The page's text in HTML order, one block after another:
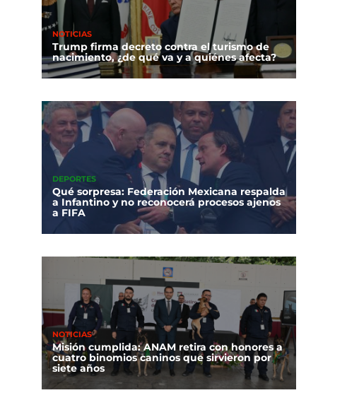
NOTICIAS
Trump firma decreto contra el turismo de
nacimiento, ¿de qué va y a quiénes afecta?
DEPORTES
Qué sorpresa: Federación Mexicana respalda
a Infantino y no reconocerá procesos ajenos
a FIFA
NOTICIAS
Misión cumplida: ANAM retira con honores a
cuatro binomios caninos que sirvieron por
siete años